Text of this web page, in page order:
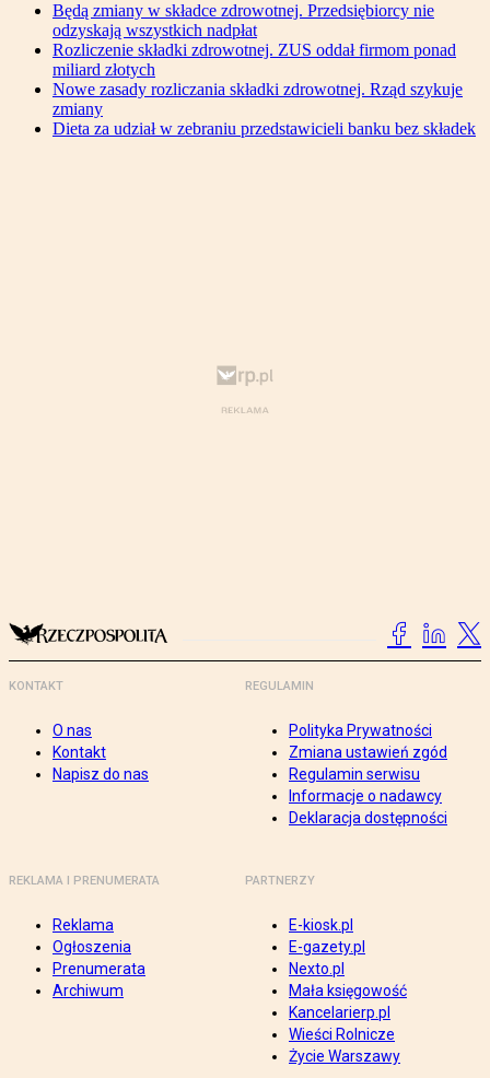
Będą zmiany w składce zdrowotnej. Przedsiębiorcy nie
odzyskają wszystkich nadpłat
Rozliczenie składki zdrowotnej. ZUS oddał firmom ponad
miliard złotych
Nowe zasady rozliczania składki zdrowotnej. Rząd szykuje
zmiany
Dieta za udział w zebraniu przedstawicieli banku bez składek
KONTAKT
O nas
Kontakt
Napisz do nas
REGULAMIN
Polityka Prywatności
Zmiana ustawień zgód
Regulamin serwisu
Informacje o nadawcy
Deklaracja dostępności
REKLAMA I PRENUMERATA
Reklama
Ogłoszenia
Prenumerata
Archiwum
PARTNERZY
E-kiosk.pl
E-gazety.pl
Nexto.pl
Mała księgowość
Kancelarierp.pl
Wieści Rolnicze
Życie Warszawy